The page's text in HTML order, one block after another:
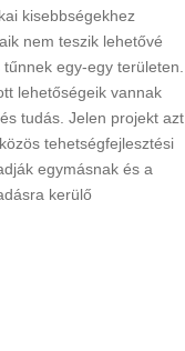
kisebbségekhez
nem teszik lehetővé
egy-egy területen.
lehetőségeik vannak
tudás. Jelen projekt azt
tehetségfejlesztési
egymásnak és a
kerülő